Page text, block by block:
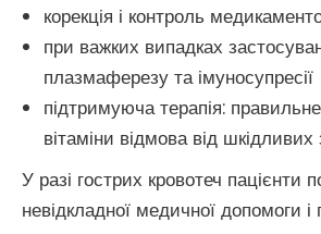
корекція і контроль
при важких випадках
плазмаферезу та імуносупресії
підтримуюча терапія:
вітаміни відмова від шкідливих
У разі гострих кровотеч пацієнти
невідкладної медичної допомоги і